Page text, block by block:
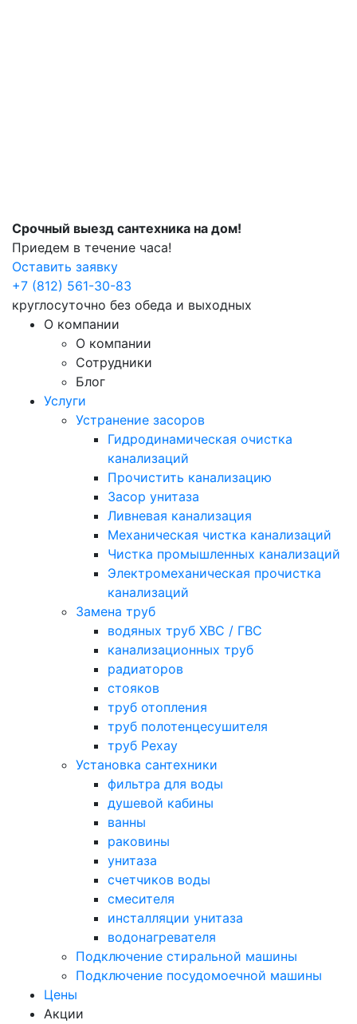
Срочный выезд сантехника на дом!
Приедем в течение часа!
Оставить заявку
+7 (812) 561-30-83
круглосуточно без обеда и выходных
О компании
О компании
Сотрудники
Блог
Услуги
Устранение засоров
Гидродинамическая очистка
канализаций
Прочистить канализацию
Засор унитаза
Ливневая канализация
Механическая чистка канализаций
Чистка промышленных канализаций
Электромеханическая прочистка
канализаций
Замена труб
водяных труб ХВС / ГВС
канализационных труб
радиаторов
стояков
труб отопления
труб полотенцесушителя
труб Рехау
Установка сантехники
фильтра для воды
душевой кабины
ванны
раковины
унитаза
счетчиков воды
смесителя
инсталляции унитаза
водонагревателя
Подключение стиральной машины
Подключение посудомоечной машины
Цены
Акции